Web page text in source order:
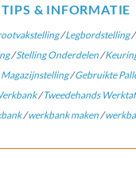
TIPS & INFORMATIE
/Legbordstelling/
/Stelling Onderdelen/
/Gebruikte
/Tweedehands
/werkbank maken /